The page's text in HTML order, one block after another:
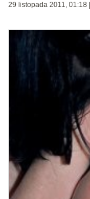
29 listopada 2011, 01:18